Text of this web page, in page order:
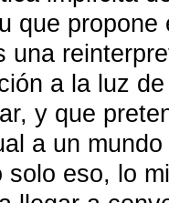
que
una
a la luz
y que
a un
solo eso, lo